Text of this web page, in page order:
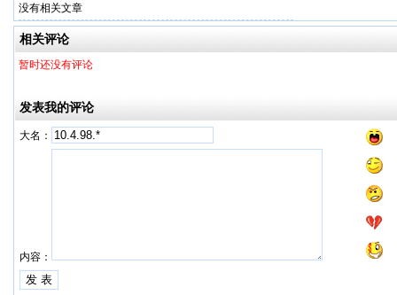
没有相关文章
相关评论
暂时还没有评论
发表我的评论
大名：
内容：